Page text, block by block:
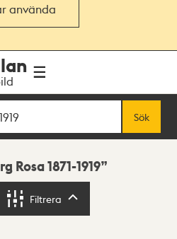
använda
Sök
Rosa 1871-1919
Filtrera